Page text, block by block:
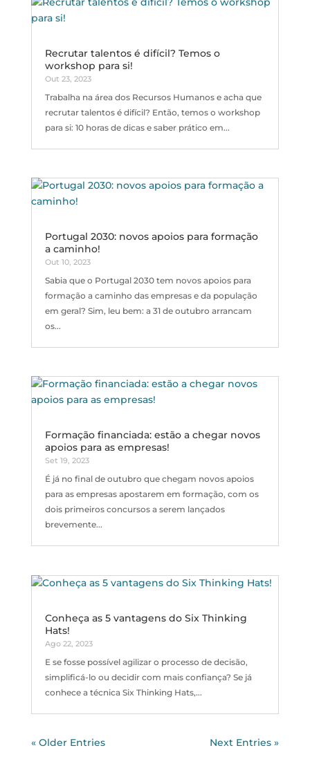
Recrutar talentos é difícil? Temos o
workshop para si!
Out 23, 2023
Trabalha na área dos Recursos Humanos e acha que
recrutar talentos é difícil? Então, temos o workshop
para si: 10 horas de dicas e saber prático em...
Portugal 2030: novos apoios para formação
a caminho!
Out 10, 2023
Sabia que o Portugal 2030 tem novos apoios para
formação a caminho das empresas e da população
em geral? Sim, leu bem: a 31 de outubro arrancam
os...
Formação financiada: estão a chegar novos
apoios para as empresas!
Set 19, 2023
É já no final de outubro que chegam novos apoios
para as empresas apostarem em formação, com os
dois primeiros concursos a serem lançados
brevemente...
Conheça as 5 vantagens do Six Thinking
Hats!
Ago 22, 2023
E se fosse possível agilizar o processo de decisão,
simplificá-lo ou decidir com mais confiança? Se já
conhece a técnica Six Thinking Hats,...
« Older Entries Next Entries »